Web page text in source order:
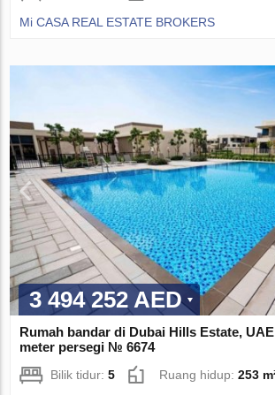
Mi CASA REAL ESTATE BROKERS
3 494 252 AED
Rumah bandar di Dubai Hills Estate,
meter persegi № 6674
Bilik tidur:5 Ruang hidup:253